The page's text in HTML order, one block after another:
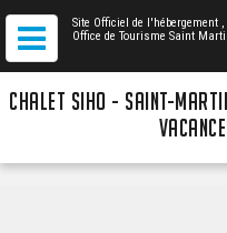
Site Officiel de l'hébergement
Office de Tourisme Saint
CHALET SIHO - SAINT-